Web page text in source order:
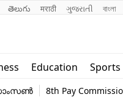
తెలుగు मराठी ગુજરાતી বাংলা
Education Sports
world
8th Pay